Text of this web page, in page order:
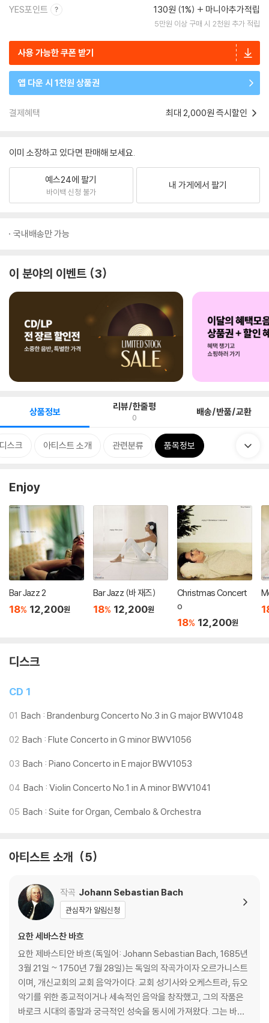
YES포인트 130원 (1%) 마니아추가적립
5만원 이상 구매 시 2천원 추가 적립
사용 가능한 쿠폰 받기
앱 다운 시 1천원 상품권
결제혜택 최대 2,000원 즉시할인
이미 소장하고 있다면 판매해 보세요.
예스24에 팔기
바이백 신청 불가
내 가게에서 팔기
국내배송만 가능
이 분야의 이벤트 3
상품정보 리뷰/한줄평
0 배송/반품/교환
디스크 아티스트 소개 관련분류 품목정보
Enjoy
Bar Jazz 2
18% 12,200원
Bar Jazz (바 재즈)
18% 12,200원
Christmas Concert
o
18% 12,200원
디스크
CD 1
01 Bach : Brandenburg Concerto No.3 in G major BWV1048
02 Bach : Flute Concerto in G minor BWV1056
03 Bach : Piano Concerto in E major BWV1053
04 Bach : Violin Concerto No.1 in A minor BWV1041
05 Bach : Suite for Organ, Cembalo & Orchestra
아티스트 소개 5
작곡 Johann Sebastian Bach
관심작가 알림신청
요한 세바스찬 바흐
요한 제바스티안 바흐(독일어: Johann Sebastian Bach, 1685년
3월 21일 ~ 1750년 7월 28일)는 독일의 작곡가이자 오르가니스트
이며, 개신교회의 교회 음악가이다. 교회 성기사와 오케스트라, 듀오
악기를 위한 종교적이거나 세속적인 음악을 창작했고, 그의 작품은
바로크 시대의 종말과 궁극적인 성숙을 동시에 가져왔다. 그는 바로